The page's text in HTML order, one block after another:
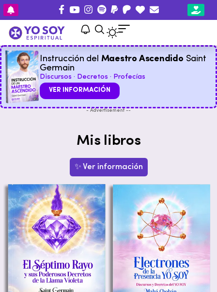
Instrucción del Maestro Ascendido Saint
Germain
Discursos · Decretos · Profecías
VER INFORMACIÓN
- Advertisement --
Mis libros
✨ Ver información